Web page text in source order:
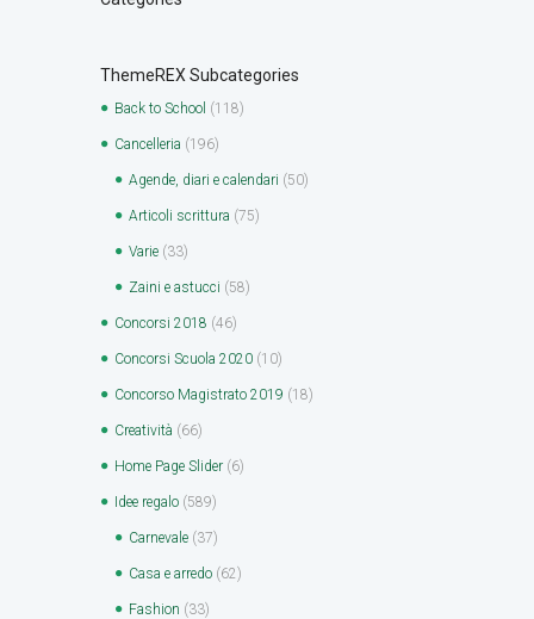
ThemeREX Subcategories
Back to School (118)
Cancelleria (196)
Agende, diari e calendari (50)
Articoli scrittura (75)
Varie (33)
Zaini e astucci (58)
Concorsi 2018 (46)
Concorsi Scuola 2020 (10)
Concorso Magistrato 2019 (18)
Creatività (66)
Home Page Slider (6)
Idee regalo (589)
Carnevale (37)
Casa e arredo (62)
Fashion (33)